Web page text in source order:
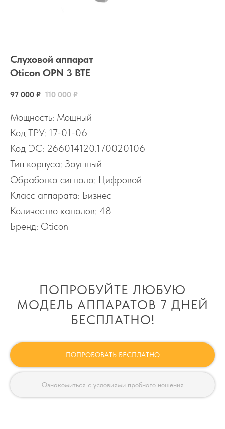
Слуховой аппарат
Oticon OPN 3 BTE
97 000 ₽ 110 000 ₽
Мощность: Мощный
Код ТРУ: 17-01-06
Код ЭС: 266014120.170020106
Тип корпуса: Заушный
Обработка сигнала: Цифровой
Класс аппарата: Бизнес
Количество каналов: 48
Бренд: Oticon
ПОПРОБУЙТЕ ЛЮБУЮ
МОДЕЛЬ АППАРАТОВ 7 ДНЕЙ
БЕСПЛАТНО!
ПОПРОБОВАТЬ БЕСПЛАТНО
Ознакомиться с условиями пробного ношения